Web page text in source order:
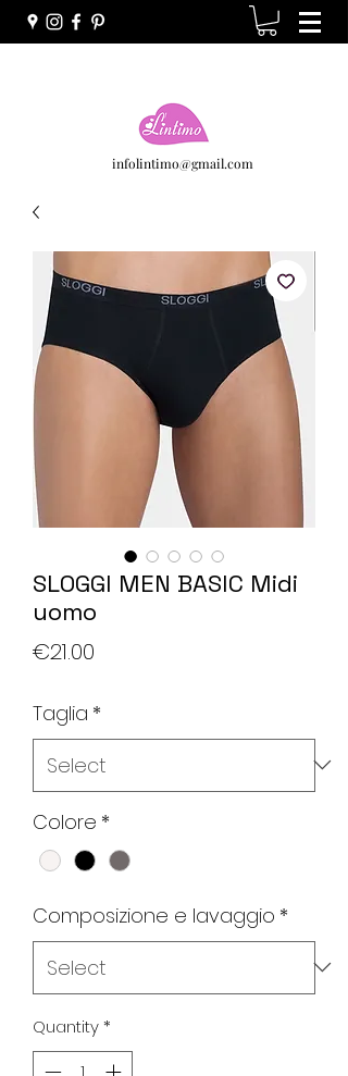
infolintimo@gmail.com
SLOGGI MEN BASIC Midi
uomo
€21.00
Taglia *
Colore *
Composizione e lavaggio *
Quantity*